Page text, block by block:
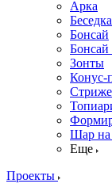
Арка
Беседка
Бонсай
Зонты
Конус-
Шар на
Еще
Проекты